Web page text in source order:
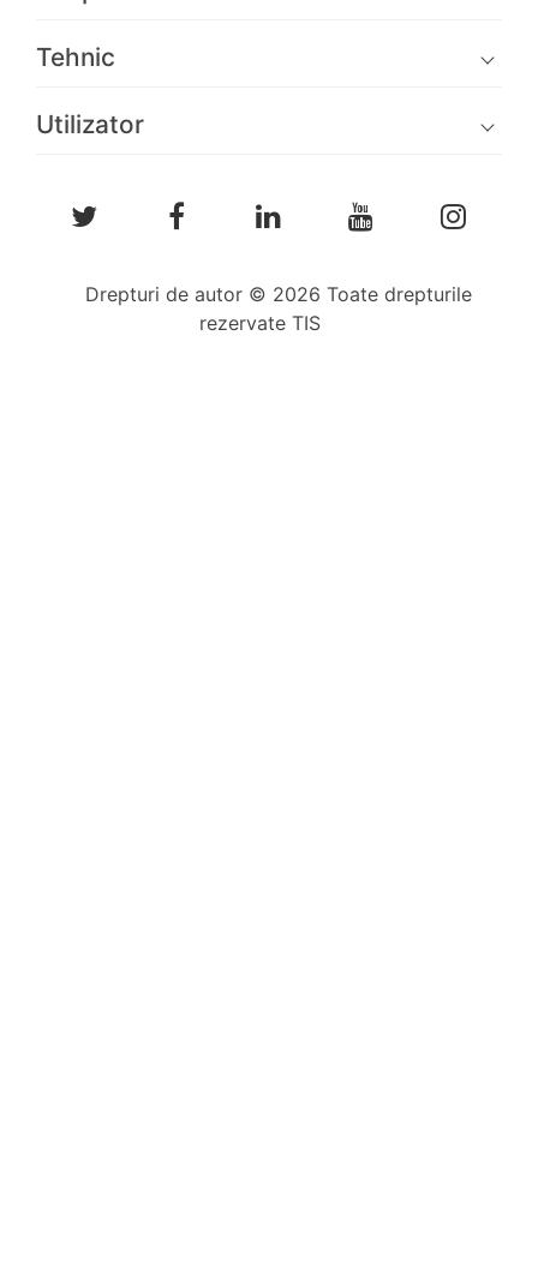
Tehnic
Utilizator
Drepturi de autor © 2026 Toate drepturile
rezervate TIS